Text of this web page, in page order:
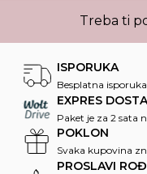
Treba ti
ISPORUKA
Besplatna
EXPRES
Paket je za 2 sata
POKLON
Svaka kupovina
PROSLAVI